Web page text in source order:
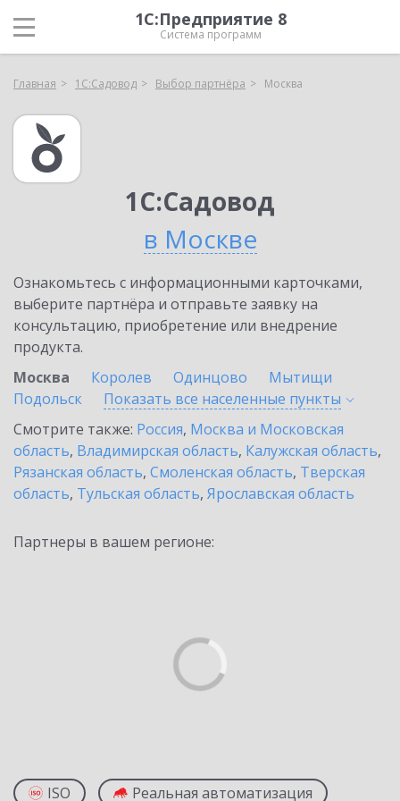
1С:Предприятие 8
Система программ
Главная 1С:Садовод Выбор партнёра Москва
1С:Садовод
в Москве
Ознакомьтесь с информационными карточками,
выберите партнёра и отправьте заявку на
консультацию, приобретение или внедрение
продукта.
Москва
Королев Одинцово
Мытищи
Подольск
Показать все населенные пункты
Смотрите также: Россия, Москва и Московская
область, Владимирская область, Калужская область,
Рязанская область, Смоленская область, Тверская
область, Тульская область, Ярославская область
Партнеры в вашем регионе:
ISO Реальная автоматизация